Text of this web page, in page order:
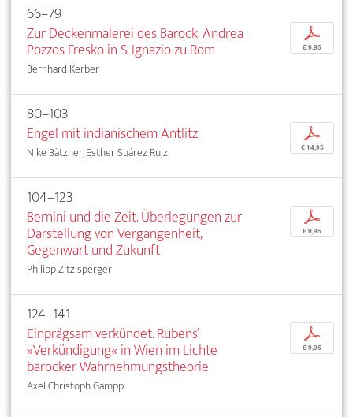
66–79
Zur Deckenmalerei des Barock. Andrea
Pozzos Fresko in S. Ignazio zu Rom
Bernhard Kerber
p
€ 9,95
80–103
Engel mit indianischem Antlitz
Nike Bätzner, Esther Suárez Ruiz
p
€ 14,95
104–123
Bernini und die Zeit. Überlegungen zur
Darstellung von Vergangenheit,
Gegenwart und Zukunft
Philipp Zitzlsperger
p
€ 9,95
124–141
Einprägsam verkündet. Rubens’
»Verkündigung« in Wien im Lichte
barocker Wahrnehmungstheorie
Axel Christoph Gampp
p
€ 9,95